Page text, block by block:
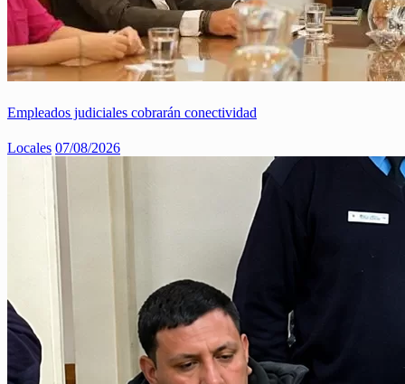
Empleados judiciales cobrarán conectividad
Locales 07/08/2026